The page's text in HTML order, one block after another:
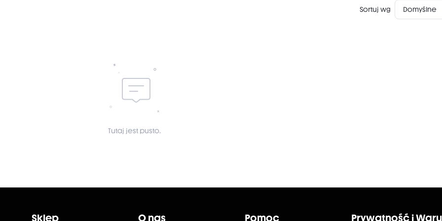
Sortuj wg Domyślne
Tutaj jest pusto.
Sklep O nas Pomoc Prywatność i